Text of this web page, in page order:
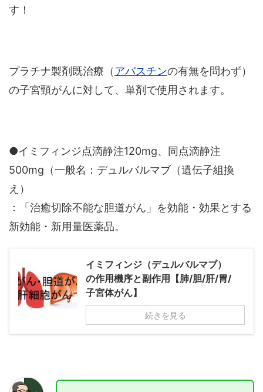
す！
プラチナ製剤既治療（アバスチンの有無を問わず）
の子宮頸がんに対して、単剤で使用されます。
●イミフィンジ点滴静注120mg、同点滴静注
500mg（一般名：デュルバルマブ（遺伝子組換
え）
：「治癒切除不能な胆道がん」を効能・効果とする
新効能・新用量医薬品。
イミフィンジ（デュルバルマブ）
の作用機序と副作用【肺/胆/肝/胃/
子宮体がん】
続きを見る